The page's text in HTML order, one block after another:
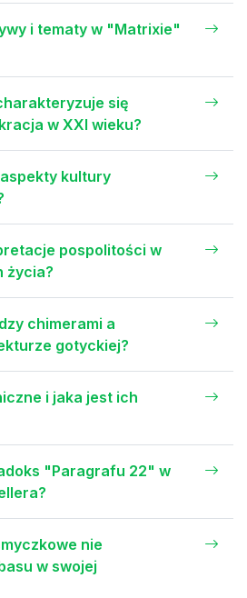
i tematy w "Matrixie"
się
w XXI wieku?
kultury
pospolitości w
życia?
chimerami a
gotyckiej?
i jaka jest ich
"Paragrafu 22" w
nie
w swojej